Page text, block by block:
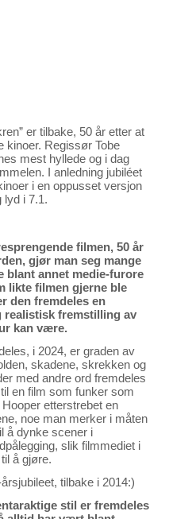
er tilbake, 50 år etter at
kinoer. Regissør Tobe
mest hyllede og i dag
I anledning jubiléet
i en oppusset versjon
lyd i 7.1.
filmen, 50 år
gjør man seg mange
blant annet medie-furore
likte filmen gjerne ble
den fremdeles en
realistisk fremstilling av
kan være.
i 2024, er graden av
skadene, skrekken og
med andre ord fremdeles
en film som funker som
etterstrebet en
noe man merker i måten
å dynke scener i
slik filmmediet i
å gjøre.
tilbake i 2014:)
stil er fremdeles